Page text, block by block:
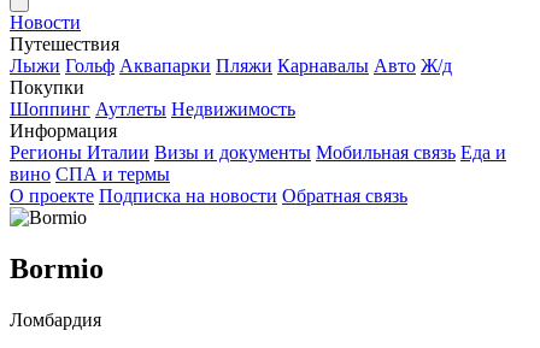
Новости
Путешествия
Лыжи Гольф Аквапарки Пляжи Карнавалы Авто Ж/д
Покупки
Шоппинг Аутлеты Недвижимость
Информация
Регионы Италии Визы и документы Мобильная связь Еда и
вино СПА и термы
О проекте Подписка на новости Обратная связь
Bormio
Ломбардия